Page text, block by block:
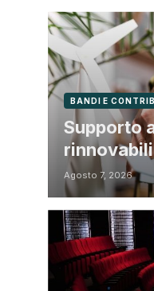
BANDI E
Supporto
Romagna
Agosto 7, 2026